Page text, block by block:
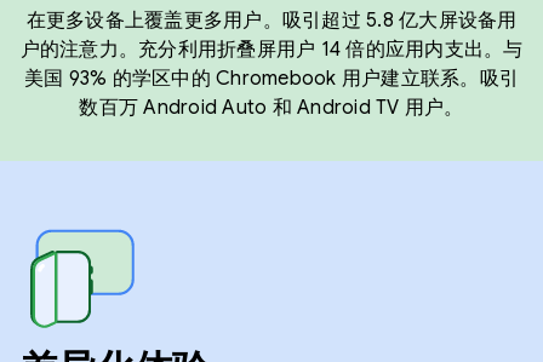
在更多设备上覆盖更多用户。吸引超过 5.8 亿大屏设备用
户的注意力。充分利用折叠屏用户 14 倍的应用内支出。与
美国 93% 的学区中的 Chromebook 用户建立联系。吸引
数百万 Android Auto 和 Android TV 用户。